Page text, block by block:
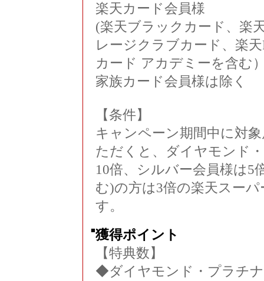
楽天カード会員様
(楽天ブラックカード、楽
レージクラブカード、楽
カード アカデミーを含む
家族カード会員様は除く
【条件】
キャンペーン期間中に対
ただくと、ダイヤモンド
10倍、シルバー会員様は5
む)の方は3倍の楽天スー
す。
■獲得ポイント
【特典数】
◆ダイヤモンド・プラチ